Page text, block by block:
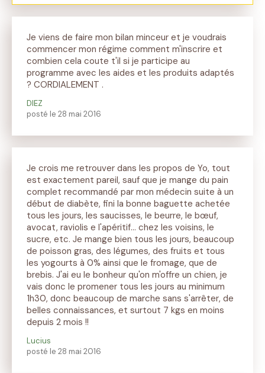
Je viens de faire mon bilan minceur et je voudrais
commencer mon régime comment m'inscrire et
combien cela coute t'il si je participe au
programme avec les aides et les produits adaptés
? CORDIALEMENT .
DIEZ
posté le 28 mai 2016
Je crois me retrouver dans les propos de Yo, tout
est exactement pareil, sauf que je mange du pain
complet recommandé par mon médecin suite à un
début de diabète, fini la bonne baguette achetée
tous les jours, les saucisses, le beurre, le bœuf,
avocat, raviolis e l'apéritif... chez les voisins, le
sucre, etc. Je mange bien tous les jours, beaucoup
de poisson gras, des légumes, des fruits et tous
les yogourts à 0% ainsi que le fromage, que de
brebis. J'ai eu le bonheur qu'on m'offre un chien, je
vais donc le promener tous les jours au minimum
1h30, donc beaucoup de marche sans s'arrêter, de
belles connaissances, et surtout 7 kgs en moins
depuis 2 mois !!
Lucius
posté le 28 mai 2016